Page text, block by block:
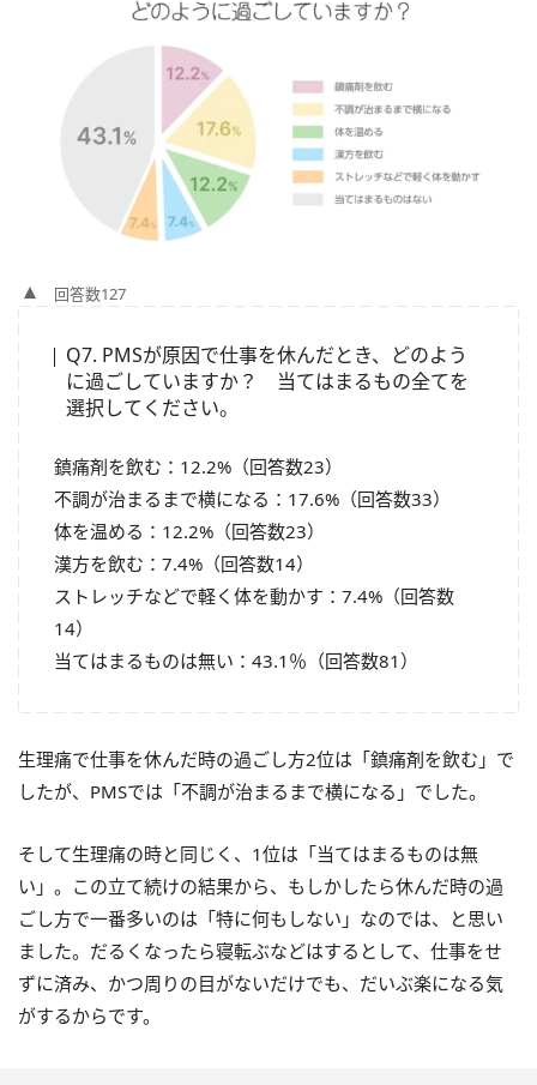
回答数127
Q7. PMSが原因で仕事を休んだとき、どのよう
に過ごしていますか？ 当てはまるもの全てを
選択してください。
鎮痛剤を飲む：12.2%（回答数23）
不調が治まるまで横になる：17.6%（回答数33）
体を温める：12.2%（回答数23）
漢方を飲む：7.4%（回答数14）
ストレッチなどで軽く体を動かす：7.4%（回答数
14）
当てはまるものは無い：43.1％（回答数81）
生理痛で仕事を休んだ時の過ごし方2位は「鎮痛剤を飲む」で
したが、PMSでは「不調が治まるまで横になる」でした。
そして生理痛の時と同じく、1位は「当てはまるものは無
い」。この立て続けの結果から、もしかしたら休んだ時の過
ごし方で一番多いのは「特に何もしない」なのでは、と思い
ました。だるくなったら寝転ぶなどはするとして、仕事をせ
ずに済み、かつ周りの目がないだけでも、だいぶ楽になる気
がするからです。